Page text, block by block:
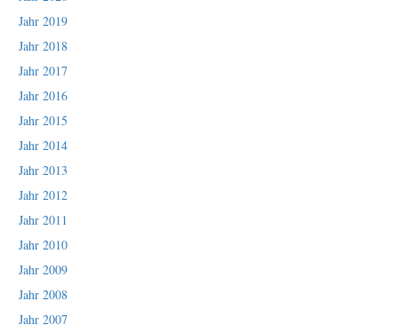
Jahr 2019
Jahr 2018
Jahr 2017
Jahr 2016
Jahr 2015
Jahr 2014
Jahr 2013
Jahr 2012
Jahr 2011
Jahr 2010
Jahr 2009
Jahr 2008
Jahr 2007